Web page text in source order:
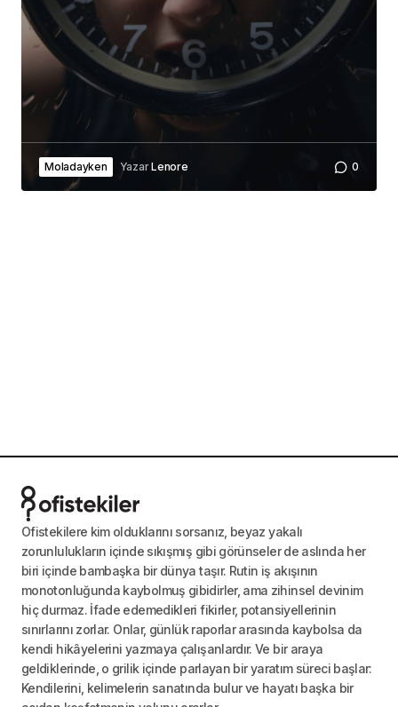
Moladayken YazarLenore 0
Ofistekilere kim olduklarını sorsanız, beyaz yakalı
zorunlulukların içinde sıkışmış gibi görünseler de aslında her
biri içinde bambaşka bir dünya taşır. Rutin iş akışının
monotonluğunda kaybolmuş gibidirler, ama zihinsel devinim
hiç durmaz. İfade edemedikleri fikirler, potansiyellerinin
sınırlarını zorlar. Onlar, günlük raporlar arasında kaybolsa da
kendi hikâyelerini yazmaya çalışanlardır. Ve bir araya
geldiklerinde, o grilik içinde parlayan bir yaratım süreci başlar:
Kendilerini, kelimelerin sanatında bulur ve hayatı başka bir